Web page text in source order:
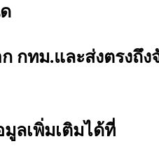
กทม.และส่งตรงถึง
ลเพิ่มเติมได้ที่